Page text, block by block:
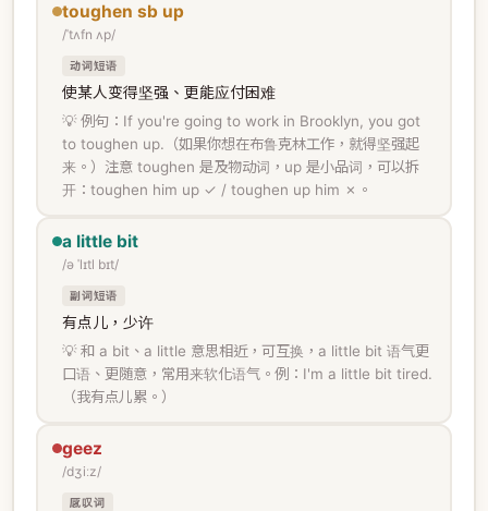
toughen sb up
/ˈtʌfn ʌp/
动词短语
使某人变得坚强、更能应付困难
💡 例句：If you're going to work in Brooklyn, you got
to toughen up.（如果你想在布鲁克林工作，就得坚强起
来。）注意 toughen 是及物动词，up 是小品词，可以拆
开：toughen him up ✓ / toughen up him ✗。
a little bit
/ə ˈlɪtl bɪt/
副词短语
有点儿，少许
💡 和 a bit、a little 意思相近，可互换，a little bit 语气更
口语、更随意，常用来软化语气。例：I'm a little bit tired.
（我有点儿累。）
geez
/dʒiːz/
感叹词